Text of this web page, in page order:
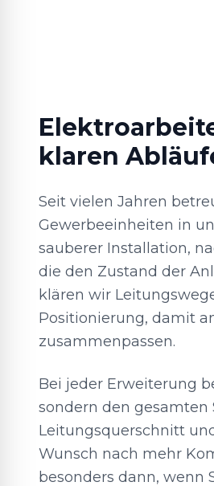
klaren
Seit vielen Jahren
Gewerbeeinheiten in
sauberer Installation,
die den Zustand der
klären wir
Positionierung, damit
zusammenpassen.
Bei jeder Erweiterung
sondern den gesamten
Leitungsquerschnitt
Wunsch nach mehr
besonders dann, wenn